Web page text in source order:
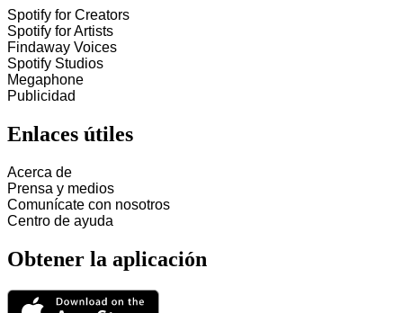
Spotify for Creators
Spotify for Artists
Findaway Voices
Spotify Studios
Megaphone
Publicidad
Enlaces útiles
Acerca de
Prensa y medios
Comunícate con nosotros
Centro de ayuda
Obtener la aplicación